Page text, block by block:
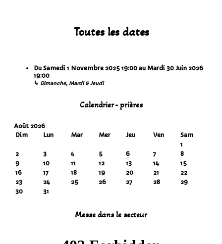
Toutes les dates
Du Samedi 1 Novembre 2025 19:00 au Mardi 30 Juin 2026
19:00
↳ Dimanche, Mardi & Jeudi
Calendrier - prières
Août 2026
Dim
Lun Mar Mer Jeu Ven
Sam
1
2
3 4 5 6 7
8
9
10 11 12 13 14
15
16
17 18 19 20 21
22
23
24 25 26 27 28
29
30
31
Messe dans le secteur